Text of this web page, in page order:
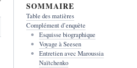
SOMMAIRE
Table des matières
Complément d’enquète
Esquisse biographique
Voyage à Seesen
Entretien avec Maroussia
Naïtchenko